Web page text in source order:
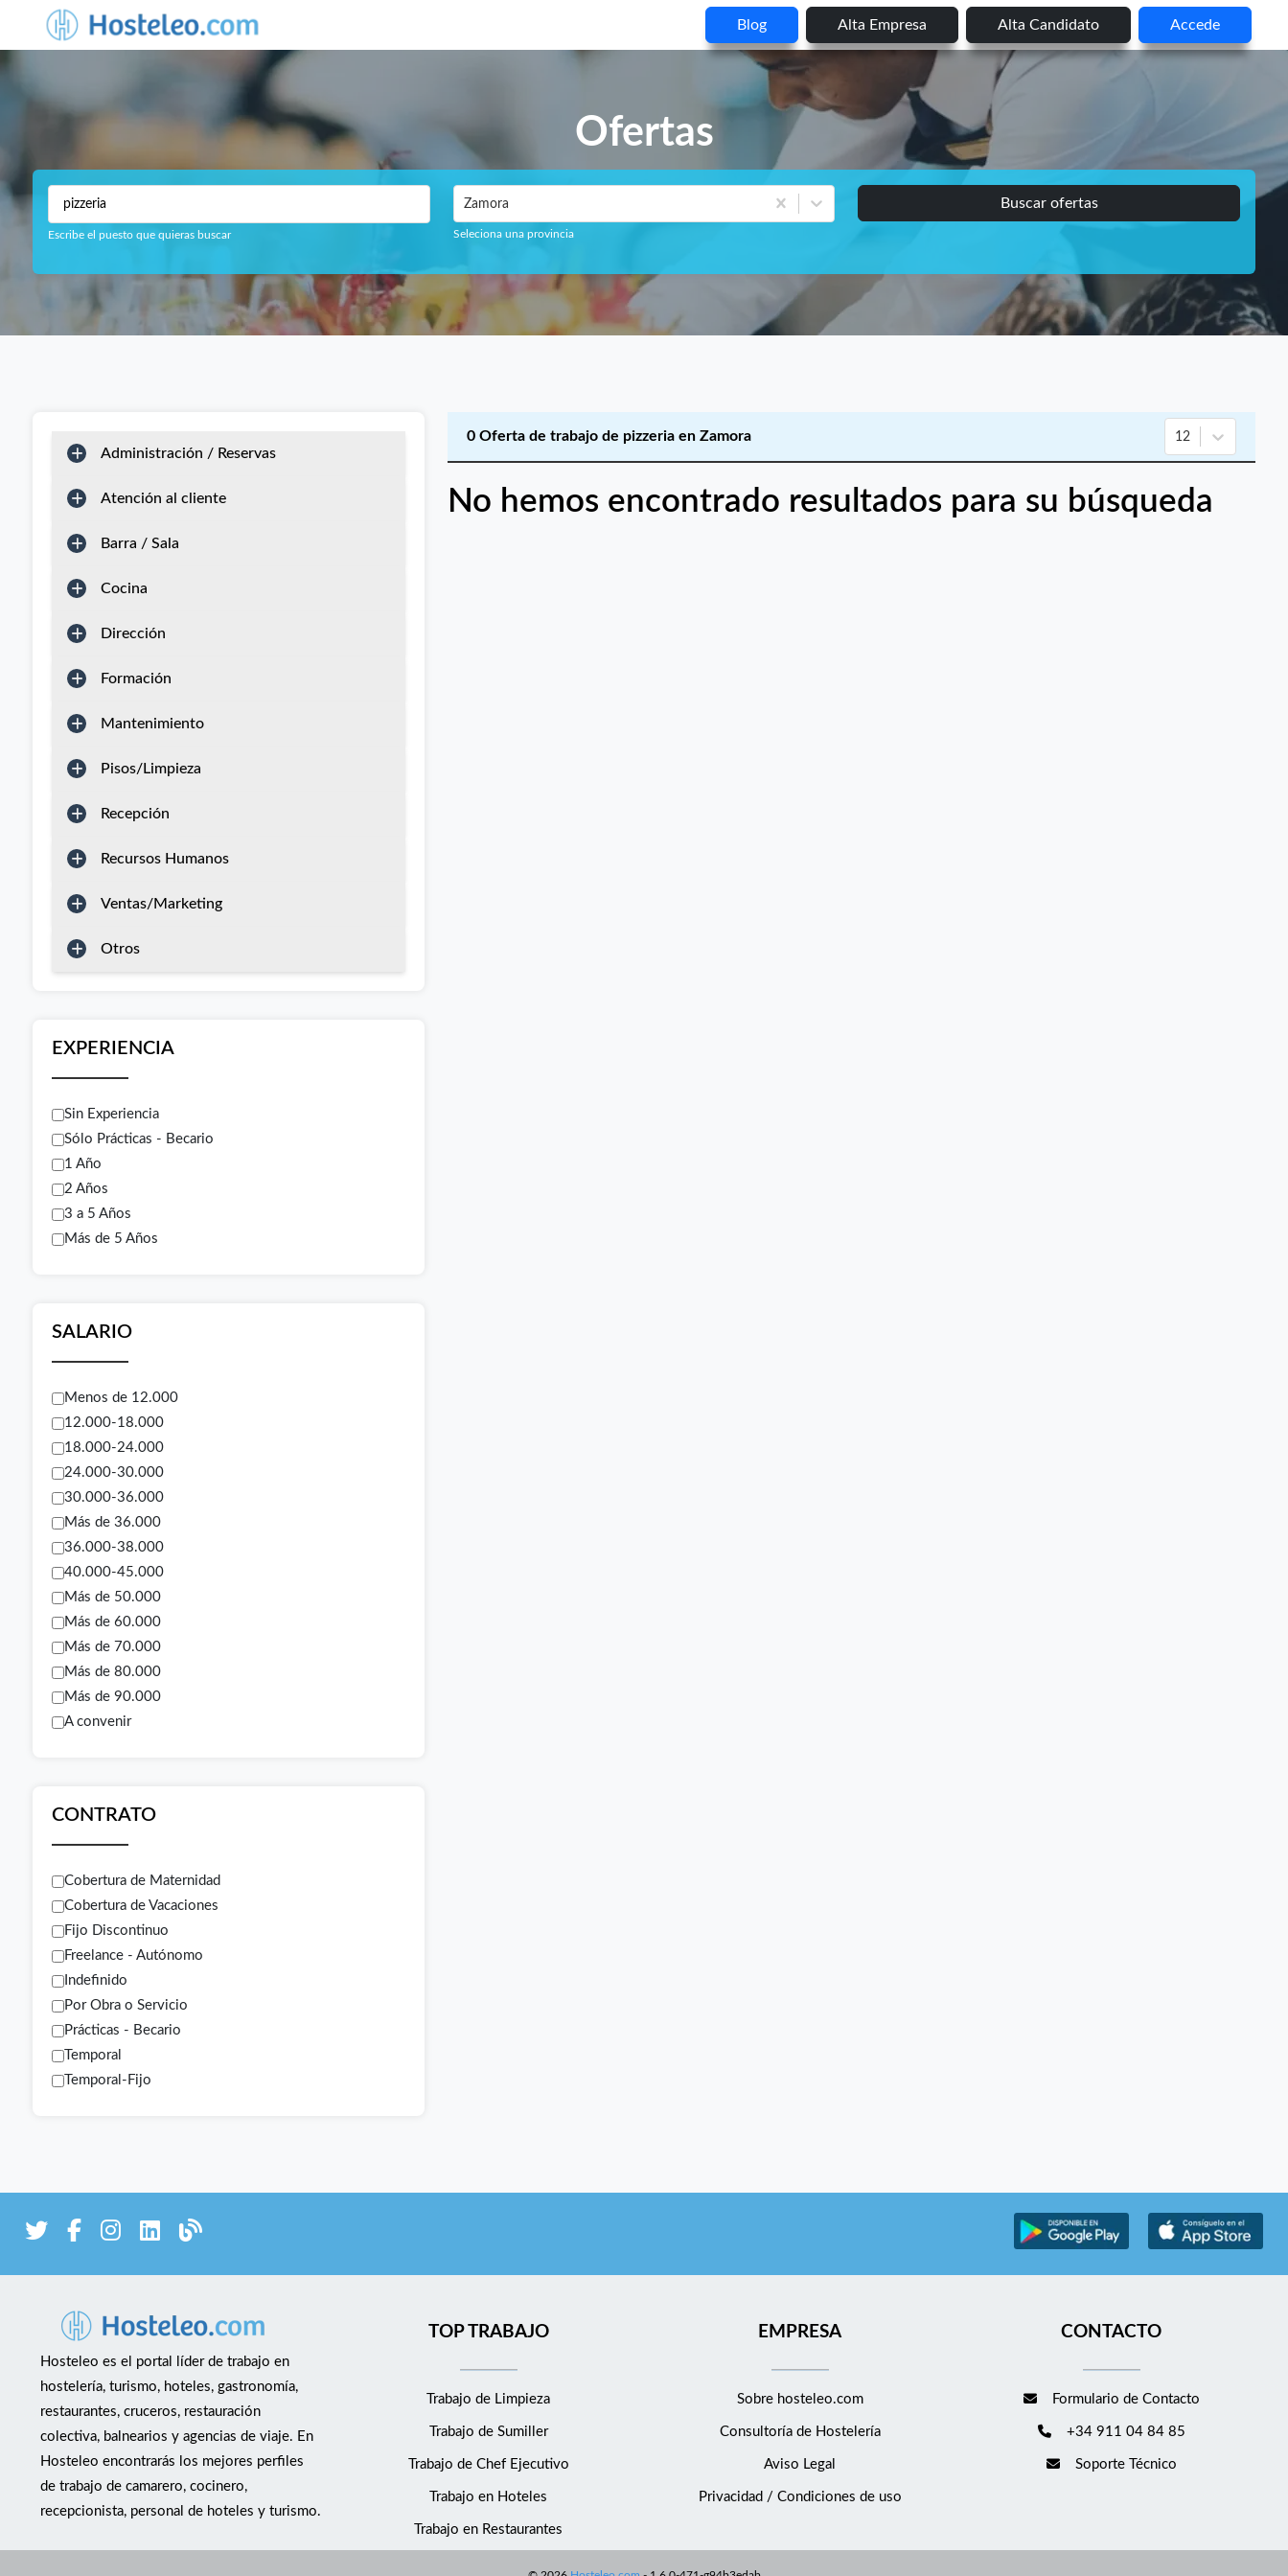
Blog Alta Empresa Alta Candidato Accede
Ofertas
Escribe el puesto que quieras buscar
Zamora
Seleciona una provincia
Buscar ofertas
Administración / Reservas
Atención al cliente
Barra / Sala
Cocina
Dirección
Formación
Mantenimiento
Pisos/Limpieza
Recepción
Recursos Humanos
Ventas/Marketing
Otros
EXPERIENCIA
Sin Experiencia
Sólo Prácticas - Becario
1 Año
2 Años
3 a 5 Años
Más de 5 Años
SALARIO
Menos de 12.000
12.000-18.000
18.000-24.000
24.000-30.000
30.000-36.000
Más de 36.000
36.000-38.000
40.000-45.000
Más de 50.000
Más de 60.000
Más de 70.000
Más de 80.000
Más de 90.000
A convenir
CONTRATO
Cobertura de Maternidad
Cobertura de Vacaciones
Fijo Discontinuo
Freelance - Autónomo
Indefinido
Por Obra o Servicio
Prácticas - Becario
Temporal
Temporal-Fijo
0 Oferta de trabajo de pizzeria en Zamora 12
No hemos encontrado resultados para su búsqueda
Hosteleo es el portal líder de trabajo en
hostelería, turismo, hoteles, gastronomía,
restaurantes, cruceros, restauración
colectiva, balnearios y agencias de viaje. En
Hosteleo encontrarás los mejores perfiles
de trabajo de camarero, cocinero,
recepcionista, personal de hoteles y turismo.
TOP TRABAJO
Trabajo de Limpieza
Trabajo de Sumiller
Trabajo de Chef Ejecutivo
Trabajo en Hoteles
Trabajo en Restaurantes
EMPRESA
Sobre hosteleo.com
Consultoría de Hostelería
Aviso Legal
Privacidad / Condiciones de uso
CONTACTO
Formulario de Contacto
+34 911 04 84 85
Soporte Técnico